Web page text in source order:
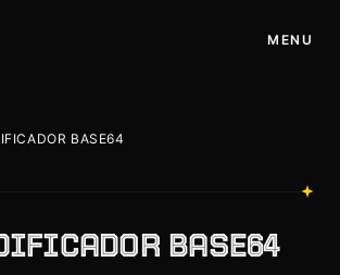
MENU
BASE64
BASE64